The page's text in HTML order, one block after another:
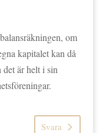
om
kapitalet kan då
är helt i sin
Svara